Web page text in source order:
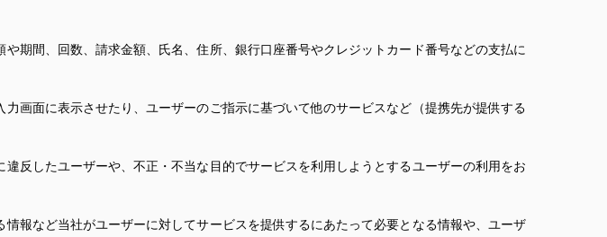
期間、回数、請求金額、氏名、住所、銀行口座番号やクレジットカード番号などの支払に
画面に表示させたり、ユーザーのご指示に基づいて他のサービスなど（提携先が提供する
反したユーザーや、不正・不当な目的でサービスを利用しようとするユーザーの利用をお
報など当社がユーザーに対してサービスを提供するにあたって必要となる情報や、ユーザ